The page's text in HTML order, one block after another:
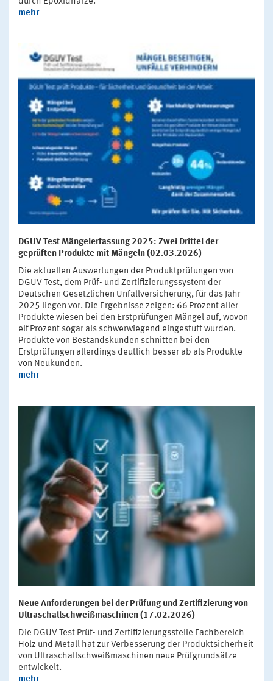
mehr
DGUV Test Mängelerfassung 2025: Zwei Drittel der
geprüften Produkte mit Mängeln (02.03.2026)
Die aktuellen Auswertungen der Produktprüfungen von
DGUV Test, dem Prüf- und Zertifizierungssystem der
Deutschen Gesetzlichen Unfallversicherung, für das Jahr
2025 liegen vor. Die Ergebnisse zeigen: 66 Prozent aller
Produkte wiesen bei den Erstprüfungen Mängel auf, wovon
elf Prozent sogar als schwerwiegend eingestuft wurden.
Produkte von Bestandskunden schnitten bei den
Erstprüfungen allerdings deutlich besser ab als Produkte
von Neukunden.
mehr
Neue Anforderungen bei der Prüfung und Zertifizierung von
Ultraschallschweißmaschinen (17.02.2026)
Die DGUV Test Prüf- und Zertifizierungsstelle Fachbereich
Holz und Metall hat zur Verbesserung der Produktsicherheit
von Ultraschallschweißmaschinen neue Prüfgrundsätze
entwickelt.